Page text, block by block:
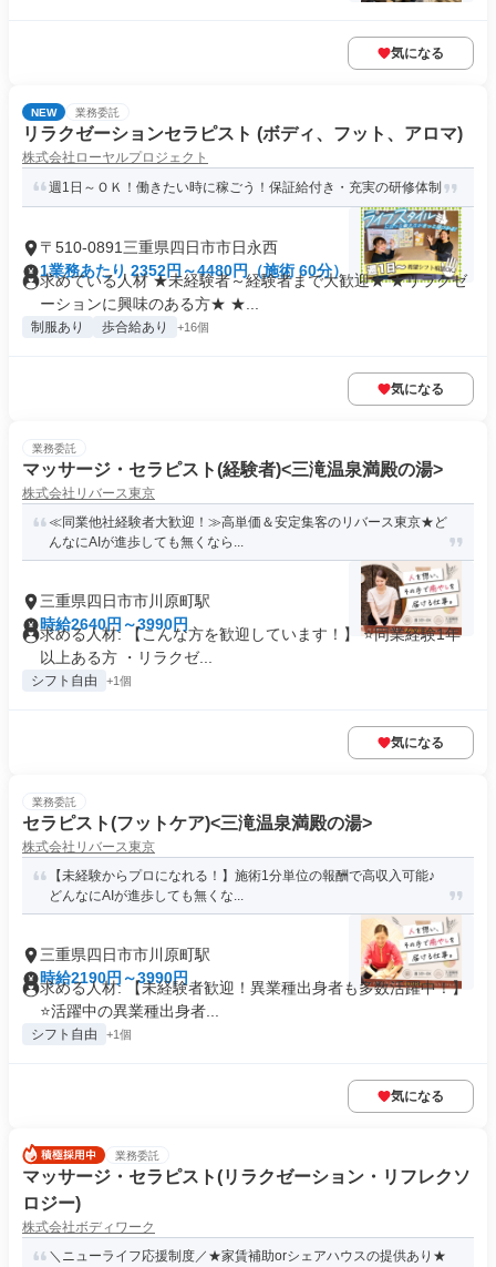
気になる
NEW 業務委託
リラクゼーションセラピスト (ボディ、フット、アロマ)
株式会社ローヤルプロジェクト
週1日～ＯＫ！働きたい時に稼ごう！保証給付き・充実の研修体制
〒510-0891三重県四日市市日永西
1業務あたり 2352円～4480円（施術 60分）
求めている人材 ★未経験者～経験者まで大歓迎★ ★リラクゼ
ーションに興味のある方★ ★...
制服あり 歩合給あり +16個
気になる
業務委託
マッサージ・セラピスト(経験者)<三滝温泉満殿の湯>
株式会社リバース東京
≪同業他社経験者大歓迎！≫高単価＆安定集客のリバース東京★ど
んなにAIが進歩しても無くなら...
三重県四日市市川原町駅
時給2640円～3990円
求める人材: 【こんな方を歓迎しています！】 ⭐️同業経験1年
以上ある方 ・リラクゼ...
シフト自由 +1個
気になる
業務委託
セラピスト(フットケア)<三滝温泉満殿の湯>
株式会社リバース東京
【未経験からプロになれる！】施術1分単位の報酬で高収入可能♪
どんなにAIが進歩しても無くな...
三重県四日市市川原町駅
時給2190円～3990円
求める人材: 【未経験者歓迎！異業種出身者も多数活躍中！】
⭐️活躍中の異業種出身者...
シフト自由 +1個
気になる
業務委託
マッサージ・セラピスト(リラクゼーション・リフレクソ
ロジー)
株式会社ボディワーク
＼ニューライフ応援制度／★家賃補助orシェアハウスの提供あり★